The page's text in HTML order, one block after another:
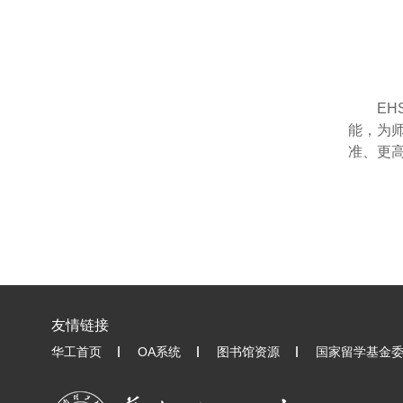
能，为
准、更
友情链接
华工首页 OA系统 图书馆资源 国家留学基金委